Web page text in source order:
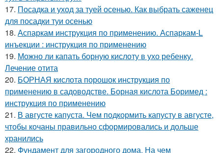
17. Посадка и уход за туей осенью. Как выбрать саженец
для посадки туи осенью
18. Аспаркам инструкция по применению. Аспаркам-L
инъекции : инструкция по применению
19. Можно ли капать борную кислоту в ухо ребенку.
Лечение отита
20. БОРНАЯ кислота порошок инструкция по
применению в садоводстве. Борная кислота Боримед :
инструкция по применению
21. В августе капуста. Чем подкормить капусту в августе,
чтобы кочаны правильно сформировались и дольше
хранились
22. Фундамент для загородного дома. На чем